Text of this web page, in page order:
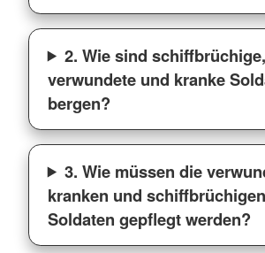
2. Wie sind schiffbrüchige,
verwundete und kranke
bergen?
3. Wie müssen die
kranken und schiffbrüchigen
Soldaten gepflegt werden?